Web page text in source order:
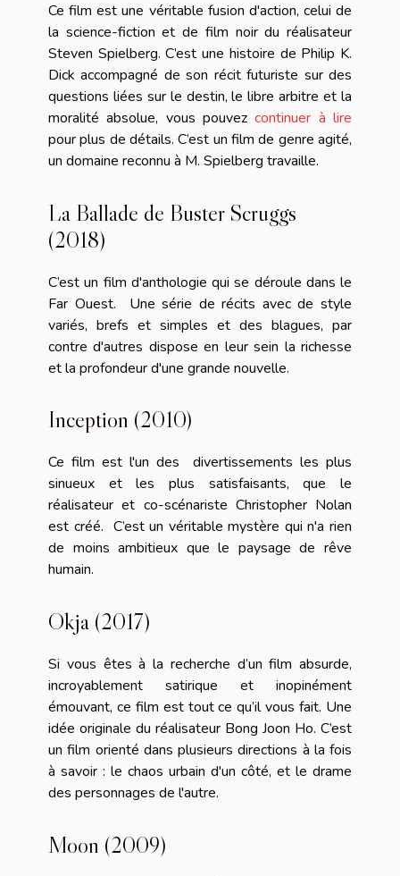
Ce film est une véritable fusion d'action, celui de
la science-fiction et de film noir du réalisateur
Steven Spielberg. C’est une histoire de Philip K.
Dick accompagné de son récit futuriste sur des
questions liées sur le destin, le libre arbitre et la
moralité absolue, vous pouvezcontinuer à lire
pour plus de détails. C’est un film de genre agité,
un domaine reconnu à M. Spielberg travaille.
La Ballade de Buster Scruggs
(2018)
C’est un film d'anthologie qui se déroule dans le
Far Ouest. Une série de récits avec de style
variés, brefs et simples et des blagues, par
contre d'autres dispose en leur sein la richesse
et la profondeur d'une grande nouvelle.
Inception (2010)
Ce film est l'un des divertissements les plus
sinueux et les plus satisfaisants, que le
réalisateur et co-scénariste Christopher Nolan
est créé. C’est un véritable mystère qui n'a rien
de moins ambitieux que le paysage de rêve
humain.
Okja (2017)
Si vous êtes à la recherche d’un film absurde,
incroyablement satirique et inopinément
émouvant, ce film est tout ce qu’il vous fait. Une
idée originale du réalisateur Bong Joon Ho. C’est
un film orienté dans plusieurs directions à la fois
à savoir : le chaos urbain d'un côté, et le drame
des personnages de l'autre.
Moon (2009)